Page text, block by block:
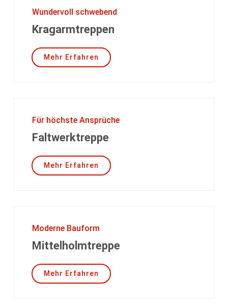
Wundervoll schwebend
Kragarmtreppen
Mehr Erfahren
Für höchste Ansprüche
Faltwerktreppe
Mehr Erfahren
Moderne Bauform
Mittelholmtreppe
Mehr Erfahren